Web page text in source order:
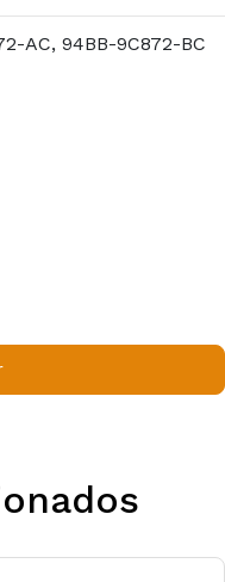
AC, 94BB-9C872-BC